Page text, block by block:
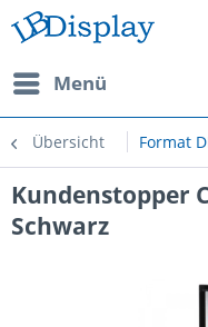
Menü
Übersicht Format
Kundenstopper
Schwarz